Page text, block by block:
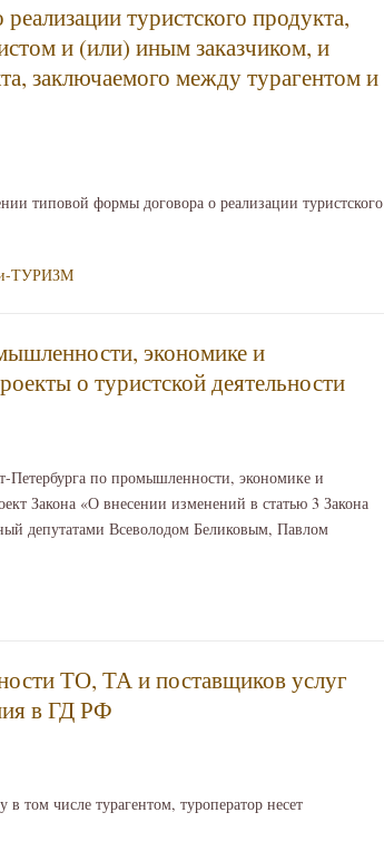
туристского продукта,
и (или) иным заказчиком, и
заключаемого между турагентом и
типовой формы договора о реализации туристского
ТУРИЗМ
экономике и
о туристской деятельности
Петербурга по промышленности, экономике и
Закона «О внесении изменений в статью 3 Закона
депутатами Всеволодом Беликовым, Павлом
ТО, ТА и поставщиков услуг
в ГД РФ
том числе турагентом, туроператор несет